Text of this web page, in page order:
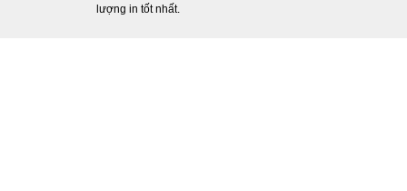
lượng in tốt nhất.